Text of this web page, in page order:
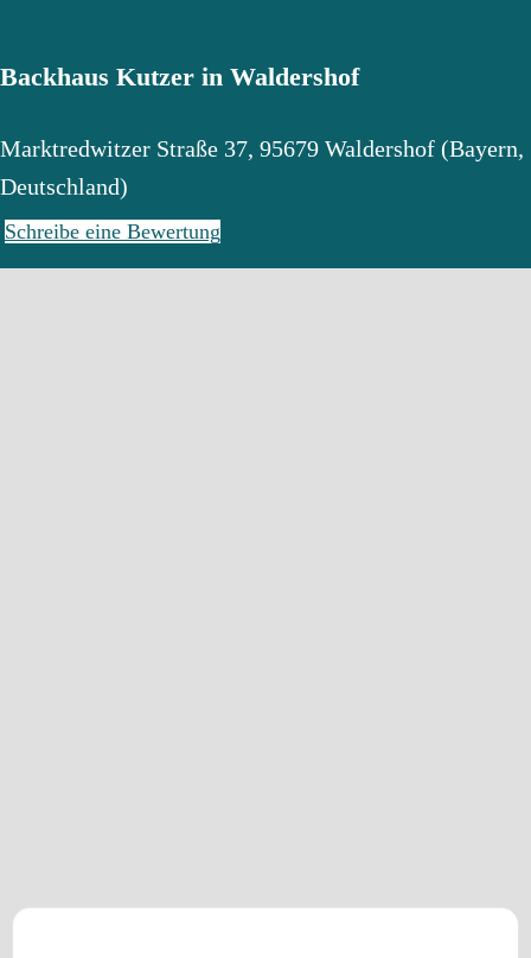
Backhaus Kutzer in Waldershof
Marktredwitzer Straße 37, 95679 Waldershof (Bayern,
Deutschland)
Schreibe eine Bewertung